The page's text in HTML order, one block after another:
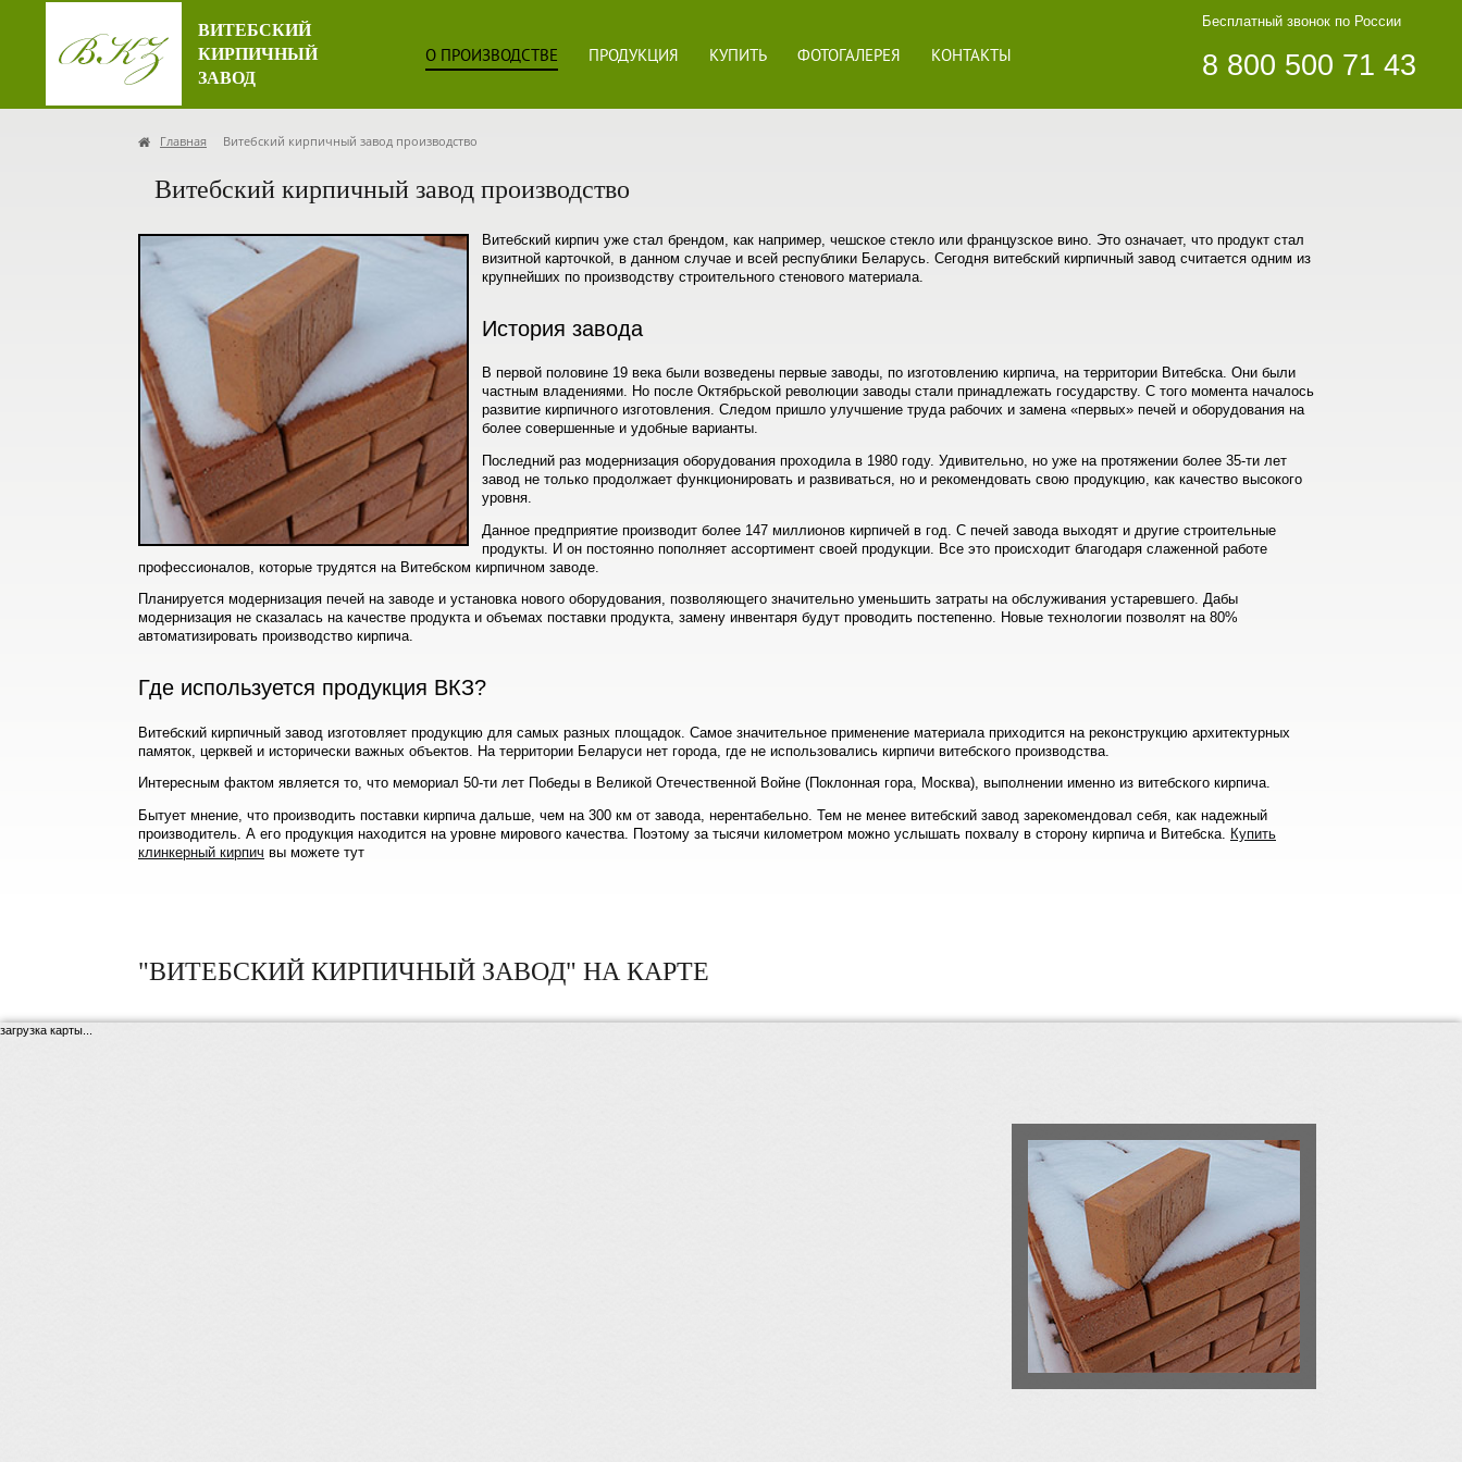
ВИТЕБСКИЙ
КИРПИЧНЫЙ
ЗАВОД
О ПРОИЗВОДСТВЕ ПРОДУКЦИЯ КУПИТЬ ФОТОГАЛЕРЕЯ КОНТАКТЫ
Бесплатный звонок по России
8 800 500 71 43
Главная Витебский кирпичный завод производство
Витебский кирпичный завод производство
Витебский кирпич уже стал брендом, как например, чешское стекло или французское вино. Это означает, что продукт стал
визитной карточкой, в данном случае и всей республики Беларусь. Сегодня витебский кирпичный завод считается одним из
крупнейших по производству строительного стенового материала.
История завода
В первой половине 19 века были возведены первые заводы, по изготовлению кирпича, на территории Витебска. Они были
частным владениями. Но после Октябрьской революции заводы стали принадлежать государству. С того момента началось
развитие кирпичного изготовления. Следом пришло улучшение труда рабочих и замена «первых» печей и оборудования на
более совершенные и удобные варианты.
Последний раз модернизация оборудования проходила в 1980 году. Удивительно, но уже на протяжении более 35-ти лет
завод не только продолжает функционировать и развиваться, но и рекомендовать свою продукцию, как качество высокого
уровня.
Данное предприятие производит более 147 миллионов кирпичей в год. С печей завода выходят и другие строительные
продукты. И он постоянно пополняет ассортимент своей продукции. Все это происходит благодаря слаженной работе
профессионалов, которые трудятся на Витебском кирпичном заводе.
Планируется модернизация печей на заводе и установка нового оборудования, позволяющего значительно уменьшить затраты на обслуживания устаревшего. Дабы
модернизация не сказалась на качестве продукта и объемах поставки продукта, замену инвентаря будут проводить постепенно. Новые технологии позволят на 80%
автоматизировать производство кирпича.
Где используется продукция ВКЗ?
Витебский кирпичный завод изготовляет продукцию для самых разных площадок. Самое значительное применение материала приходится на реконструкцию архитектурных
памяток, церквей и исторически важных объектов. На территории Беларуси нет города, где не использовались кирпичи витебского производства.
Интересным фактом является то, что мемориал 50-ти лет Победы в Великой Отечественной Войне (Поклонная гора, Москва), выполнении именно из витебского кирпича.
Бытует мнение, что производить поставки кирпича дальше, чем на 300 км от завода, нерентабельно. Тем не менее витебский завод зарекомендовал себя, как надежный
производитель. А его продукция находится на уровне мирового качества. Поэтому за тысячи километром можно услышать похвалу в сторону кирпича и Витебска. Купить
клинкерный кирпич вы можете тут
"ВИТЕБСКИЙ КИРПИЧНЫЙ ЗАВОД" НА КАРТЕ
загрузка карты...